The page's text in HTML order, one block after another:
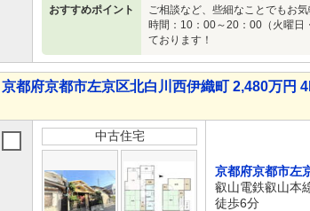
おすすめポイント
ご相談など、些細なことでもお
時間：10：00～20：00（火曜日
ております！
京都府京都市左京区北白川西伊織町 2,480万円
中古住宅
京都府京都市左
叡山電鉄叡山本
徒歩6分